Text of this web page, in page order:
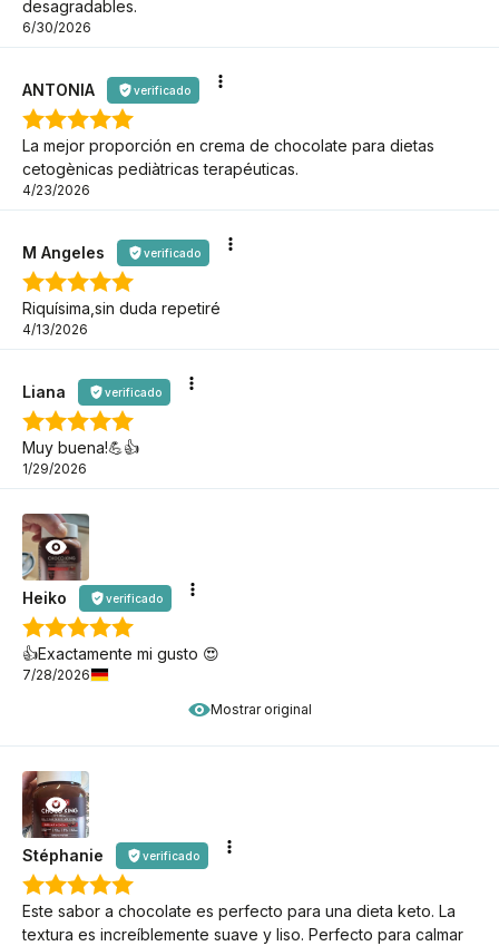
desagradables.
6/30/2026
ANTONIA verificado
La mejor proporción en crema de chocolate para dietas
cetogènicas pediàtricas terapéuticas.
4/23/2026
M Angeles verificado
Riquísima,sin duda repetiré
4/13/2026
Liana verificado
Muy buena!💪👍️
1/29/2026
Mostrar original
Heiko verificado
👍️Exactamente mi gusto 😍
7/28/2026
Stéphanie verificado
Este sabor a chocolate es perfecto para una dieta keto. La
textura es increíblemente suave y liso. Perfecto para calmar